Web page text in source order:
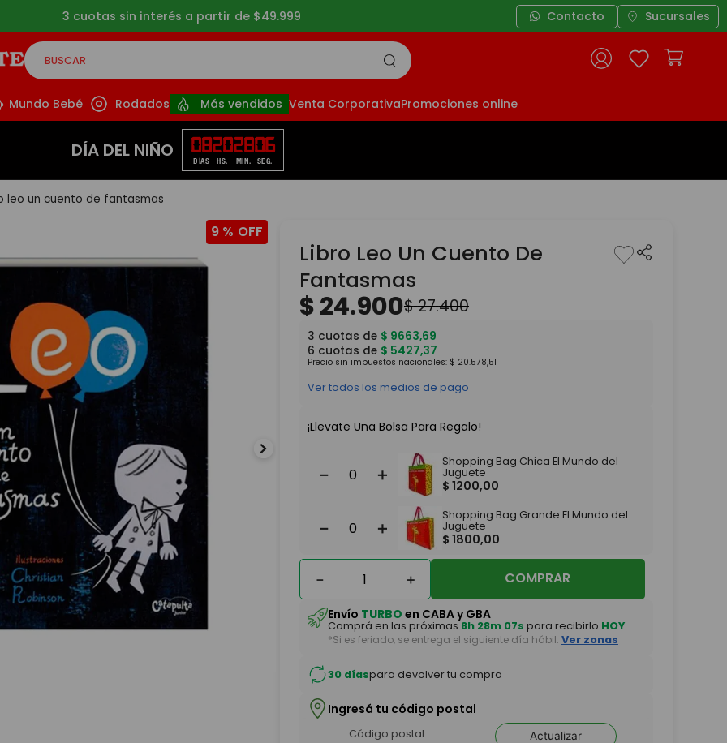
3 cuotas sin interés a partir de $49.999 Contacto Sucursales
BUSCAR
Mundo Bebé Rodados Más vendidos Venta CorporativaPromociones online
DÍA DEL NIÑO 08
DÍAS
20
HS.
28
MIN.
06
SEG.
leo un cuento de fantasmas
9 %
Libro Leo Un Cuento De
Fantasmas
$24.900$27.400
3 cuotas de $ 9663,69
6 cuotas de $ 5427,37
Precio sin impuestos nacionales: $ 20.578,51
Ver todos los medios de pago
¡Llevate Una Bolsa Para Regalo!
＋
－
Shopping Bag Chica El Mundo del
Juguete
$ 1200,00
＋
－
Shopping Bag Grande El Mundo del
Juguete
$ 1800,00
＋
－ COMPRAR
Envío TURBO en CABA y GBA
Comprá en las próximas8h 28m 07s para recibirlo HOY.
*Si es feriado, se entrega el siguiente día hábil. Ver zonas
30 díaspara devolver tu compra
Ingresá tu código postal
Actualizar